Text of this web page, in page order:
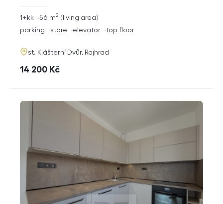
rozměry
disposition
1+kk living area
56 m2
funkce
parking store elevator top floor
adresa
st. Klášterní Dvůr, Rajhrad
cena
14 200 Kč